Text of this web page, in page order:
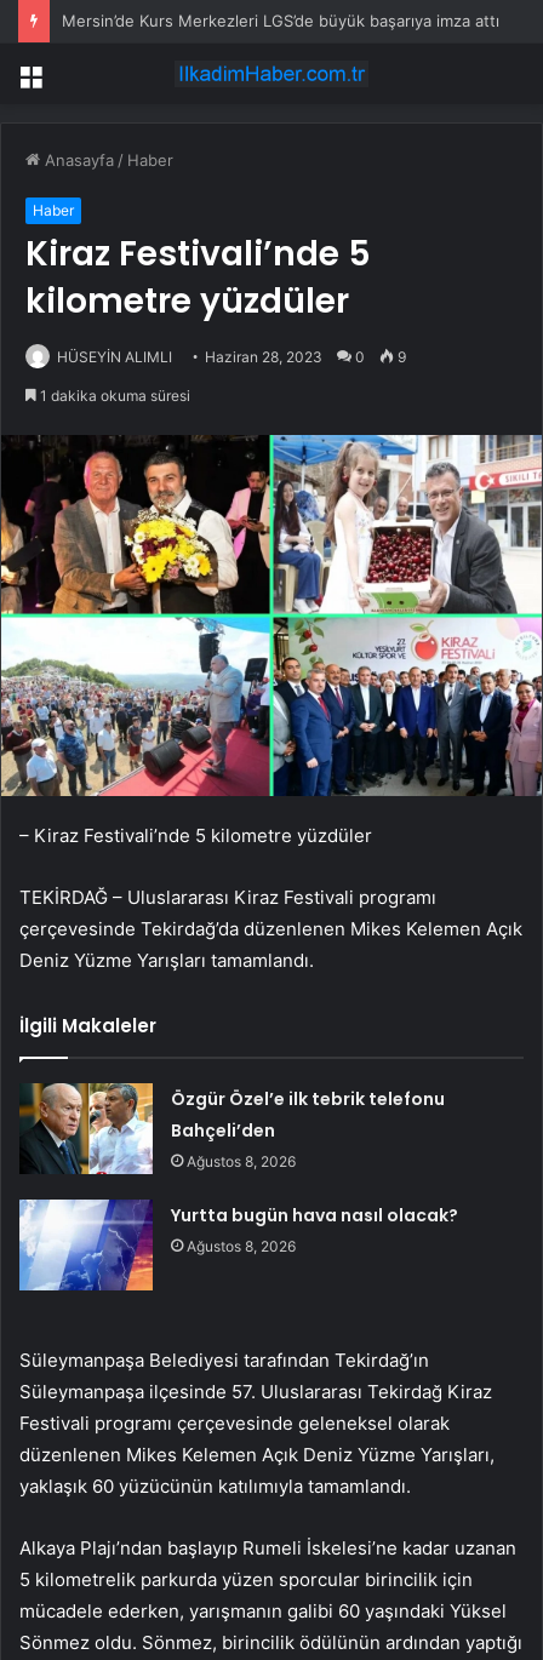
Mersin’de Kurs Merkezleri LGS’de büyük başarıya imza attı
Menü
Anasayfa / Haber
Haber
Kiraz Festivali’nde 5
kilometre yüzdüler
HÜSEYİN ALIMLI Haziran 28, 2023 0 9
1 dakika okuma süresi
– Kiraz Festivali’nde 5 kilometre yüzdüler
TEKİRDAĞ – Uluslararası Kiraz Festivali programı
çerçevesinde Tekirdağ’da düzenlenen Mikes Kelemen Açık
Deniz Yüzme Yarışları tamamlandı.
İlgili Makaleler
Özgür Özel’e ilk tebrik telefonu
Bahçeli’den
Ağustos 8, 2026
Yurtta bugün hava nasıl olacak?
Ağustos 8, 2026
Süleymanpaşa Belediyesi tarafından Tekirdağ’ın
Süleymanpaşa ilçesinde 57. Uluslararası Tekirdağ Kiraz
Festivali programı çerçevesinde geleneksel olarak
düzenlenen Mikes Kelemen Açık Deniz Yüzme Yarışları,
yaklaşık 60 yüzücünün katılımıyla tamamlandı.
Alkaya Plajı’ndan başlayıp Rumeli İskelesi’ne kadar uzanan
5 kilometrelik parkurda yüzen sporcular birincilik için
mücadele ederken, yarışmanın galibi 60 yaşındaki Yüksel
Sönmez oldu. Sönmez, birincilik ödülünün ardından yaptığı